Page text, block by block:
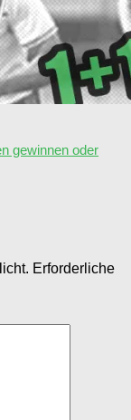
gewinnen oder
Erforderliche